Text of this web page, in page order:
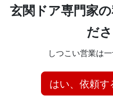
玄関ドア専門家
ださ
しつこい営業は
はい、依頼す